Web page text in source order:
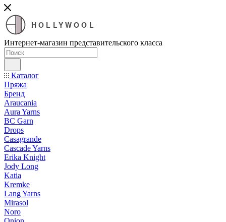
HOLLYWOOL
Интернет-магазин представительского класса
Каталог
Пряжа
Бренд
Araucania
Aura Yarns
BC Garn
Drops
Casagrande
Cascade Yarns
Erika Knight
Jody Long
Katia
Kremke
Lang Yarns
Mirasol
Noro